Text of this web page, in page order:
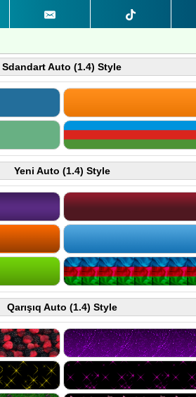
Sdandart Auto (1.4) Style
Yeni Auto (1.4) Style
Qarışıq Auto (1.4) Style